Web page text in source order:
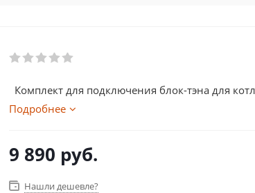
Комплект для подключения блок-тэна для
Подробнее
9 890 руб.
Нашли дешевле?